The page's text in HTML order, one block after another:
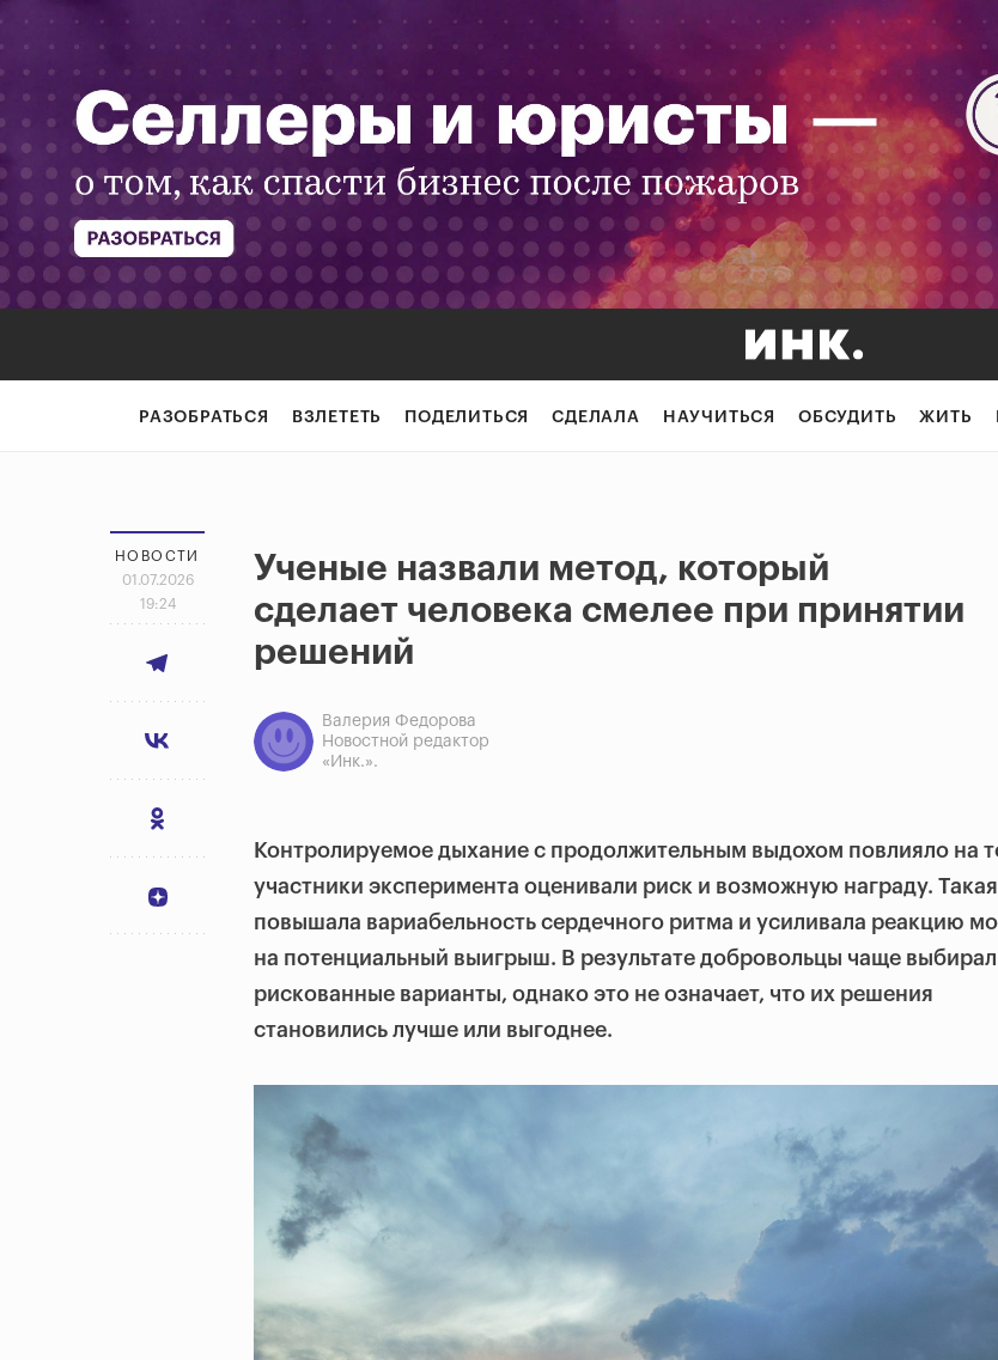
РАЗОБРАТЬСЯ ВЗЛЕТЕТЬ ПОДЕЛИТЬСЯ СДЕЛАЛА НАУЧИТЬСЯ ОБСУДИТЬ ЖИТЬ
НОВОСТИ
01.07.2026
19:24
Ученые назвали метод, который
сделает человека смелее при принятии
решений
Валерия Федорова
Новостной редактор
«Инк.».
Контролируемое дыхание с продолжительным выдохом повлияло на
участники эксперимента оценивали риск и возможную награду.
повышала вариабельность сердечного ритма и усиливала реакцию
на потенциальный выигрыш. В результате добровольцы чаще
рискованные варианты, однако это не означает, что их решения
становились лучше или выгоднее.